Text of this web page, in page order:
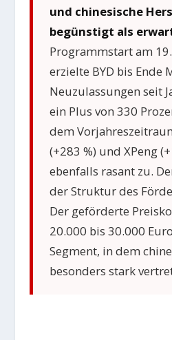
und chinesische
begünstigt als
Programmstart am
erzielte BYD bis Ende
Neuzulassungen seit
ein Plus von 330
dem
(+283 %) und XPeng
ebenfalls rasant zu.
der Struktur des
Der geförderte
20.000 bis 30.000
Segment, in dem
besonders stark